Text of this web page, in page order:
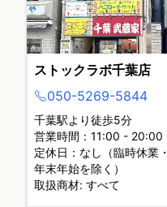
ストックラボ千葉店
050-5269-5844
千葉駅より徒歩5分
営業時間：11:00 - 20:00
定休日：なし（臨時休業・
年末年始を除く）
取扱商材: すべて